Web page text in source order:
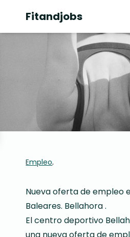
Fitandjobs
Empleo.
Nueva oferta de empleo
Baleares. Bellahora .
El centro deportivo